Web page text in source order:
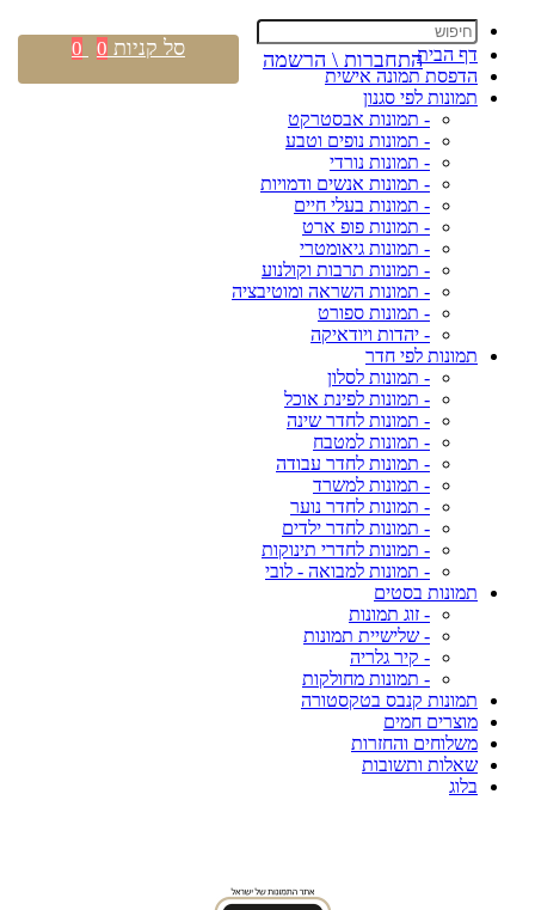
דף הבית
הדפסת תמונה אישית
תמונות לפי סגנון
- תמונות אבסטרקט
- תמונות נופים וטבע
- תמונות נורדי
- תמונות אנשים ודמויות
- תמונות בעלי חיים
- תמונות פופ ארט
- תמונות גיאומטרי
- תמונות תרבות וקולנוע
- תמונות השראה ומוטיבציה
- תמונות ספורט
- יהדות ויודאיקה
תמונות לפי חדר
- תמונות לסלון
- תמונות לפינת אוכל
- תמונות לחדר שינה
- תמונות למטבח
- תמונות לחדר עבודה
- תמונות למשרד
- תמונות לחדר נוער
- תמונות לחדר ילדים
- תמונות לחדרי תינוקות
- תמונות למבואה - לובי
תמונות בסטים
- זוג תמונות
- שלישיית תמונות
- קיר גלריה
- תמונות מחולקות
תמונות קנבס בטקסטורה
מוצרים חמים
משלוחים והחזרות
שאלות ותשובות
בלוג
התחברות \ הרשמה סל קניות 0
0